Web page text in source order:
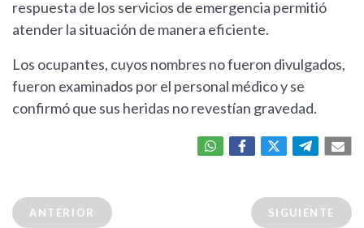
respuesta de los servicios de emergencia permitió
atender la situación de manera eficiente.
Los ocupantes, cuyos nombres no fueron divulgados,
fueron examinados por el personal médico y se
confirmó que sus heridas no revestían gravedad.
ANTERIOR SIGUIENTE